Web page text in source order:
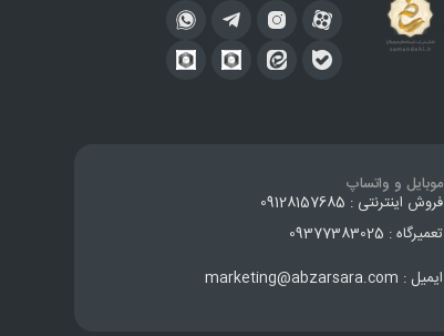
موبایل و واتساپ
فروش اینترنتی : 09128157685
تعمیرگاه : 09377383025
ایمیل : marketing@abzarsara.com